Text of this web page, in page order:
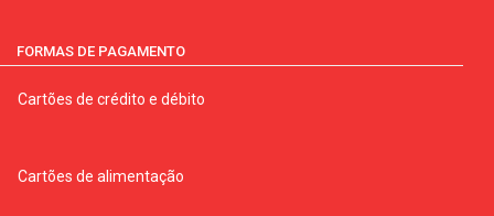
FORMAS DE PAGAMENTO
Cartões de crédito e débito
Cartões de alimentação